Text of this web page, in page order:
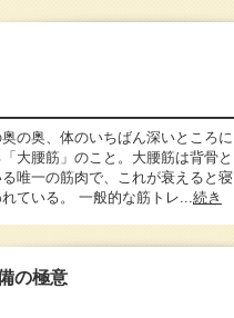
奥の奥、体のいちばん深いところに
大腰筋」のこと。大腰筋は背骨と
唯一の筋肉で、これが衰えると寝
ている。 一般的な筋トレ...続き
の極意